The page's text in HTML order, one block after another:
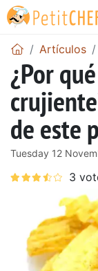
Artículos
¿Por
de este
Tuesday 12